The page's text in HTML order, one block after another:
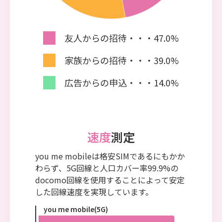
友人からの招待・・・47.0%
家族からの招待・・・39.0%
広告からの申込・・・14.0%
速度測定
you me mobileは格安SIMであるにもかか
わらず、5G回線と人口カバー率99.9%の
docomo回線を使用することによって安定
した回線速度を実現しています。
you me mobile(5G)